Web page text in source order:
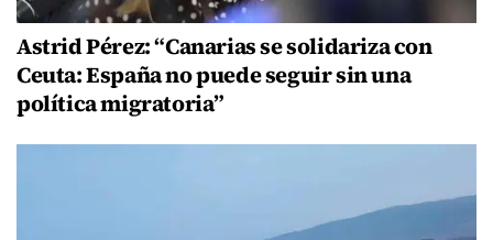
Astrid Pérez: “Canarias se solidariza con
Ceuta: España no puede seguir sin una
política migratoria”